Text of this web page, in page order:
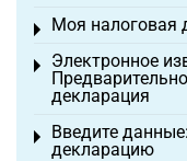
Моя налоговая
Toggle menu
Электронное
декларация
Toggle menu
Введите
декларацию
Toggle menu